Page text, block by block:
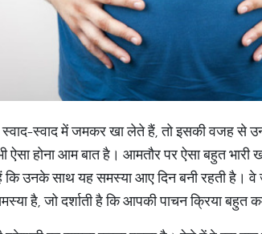
स्वाद में जमकर खा लेते हैं, तो इसकी वजह से
होना आम बात है। आमतौर पर ऐसा बहुत
उनके साथ यह समस्या आए दिन बनी रहती है।
है, जो दर्शाती है कि आपकी पाचन क्रिया बहुत